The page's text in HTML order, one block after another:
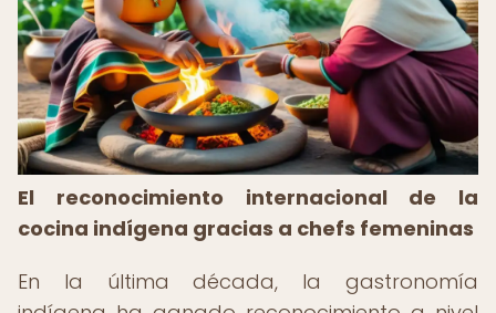
El reconocimiento internacional de la
cocina indígena gracias a chefs femeninas
En la última década, la gastronomía